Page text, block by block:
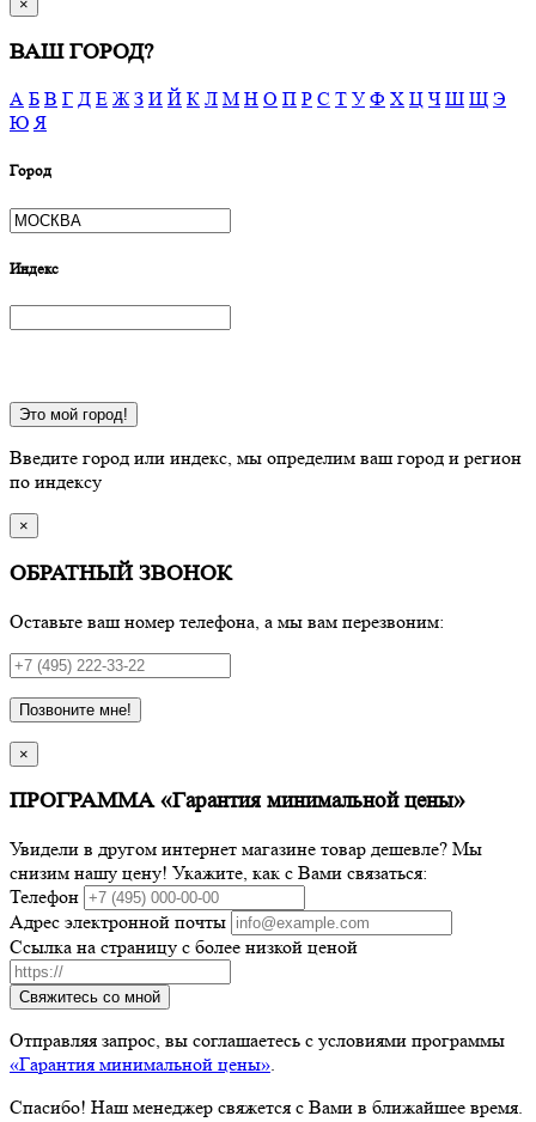
×
ВАШ ГОРОД?
А Б В Г Д Е Ж З И Й К Л М Н О П Р С Т У Ф Х Ц Ч Ш Щ Э
Ю Я
Город
Индекс
Это мой город!
Введите город или индекс, мы определим ваш город и регион
по индексу
×
ОБРАТНЫЙ ЗВОНОК
Оставьте ваш номер телефона, а мы вам перезвоним:
Позвоните мне!
×
ПРОГРАММА «Гарантия минимальной цены»
Увидели в другом интернет магазине товар дешевле? Мы
снизим нашу цену! Укажите, как с Вами связаться:
Телефон
Адрес электронной почты
Ссылка на страницу с более низкой ценой
Свяжитесь со мной
Отправляя запрос, вы соглашаетесь с условиями программы
«Гарантия минимальной цены».
Спасибо! Наш менеджер свяжется с Вами в ближайшее время.